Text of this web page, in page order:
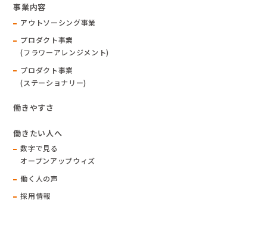
事業内容
アウトソーシング事業
プロダクト事業
(フラワーアレンジメント)
プロダクト事業
(ステーショナリー)
働きやすさ
働きたい人へ
数字で見る
オープンアップウィズ
働く人の声
採用情報